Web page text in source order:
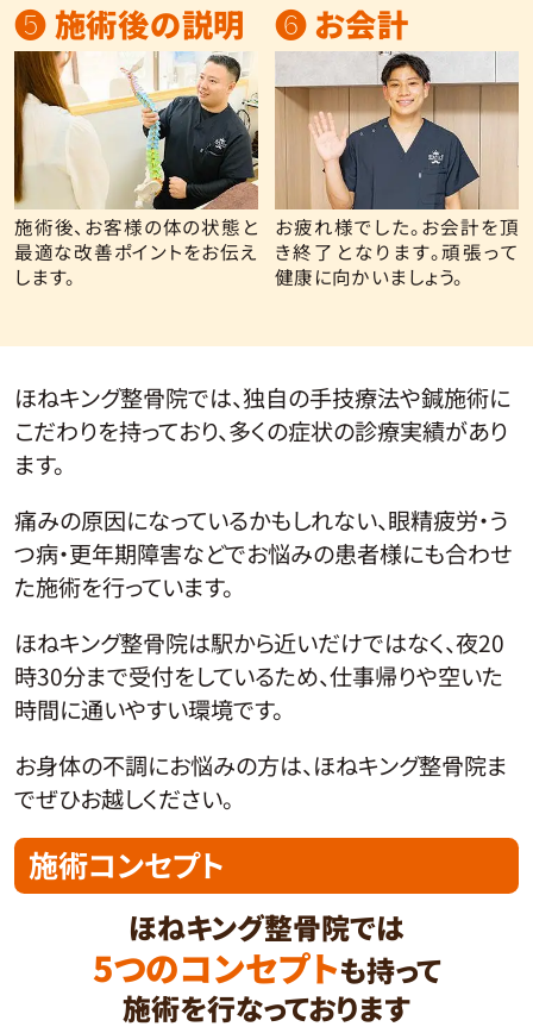
❺ 施術後の説明
施術後、お客様の体の状態と
最適な改善ポイントをお伝え
します。
❻ お会計
お疲れ様でした。お会計を頂
き終了となります。頑張って
健康に向かいましょう。
ほねキング整骨院では、独自の手技療法や鍼施術に
こだわりを持っており、多くの症状の診療実績があり
ます。
痛みの原因になっているかもしれない、眼精疲労・う
つ病・更年期障害などでお悩みの患者様にも合わせ
た施術を行っています。
ほねキング整骨院は駅から近いだけではなく、夜20
時30分まで受付をしているため、仕事帰りや空いた
時間に通いやすい環境です。
お身体の不調にお悩みの方は、ほねキング整骨院ま
でぜひお越しください。
施術コンセプト
ほねキング整骨院では
5つのコンセプトも持って
施術を行なっております